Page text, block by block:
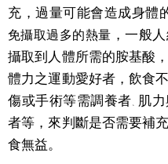
充，過量可能會造成身體
免攝取過多的熱量 ，一般
攝取到人體所需的胺基酸
體力之運動愛好者，飲食
傷或手術等需調養者 肌
者等，來判斷是否需要補
食無益。